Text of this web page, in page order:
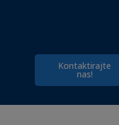
Kontaktirajte
nas!